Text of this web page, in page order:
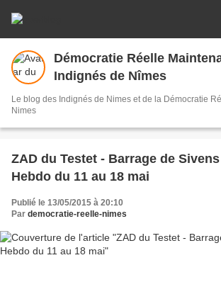
Démocratie Réelle
Indignés de Nîmes
Le blog des Indignés de Nimes et de la Démocratie
Nimes
ZAD du Testet - Barrage de
Hebdo du 11 au 18 mai
Publié le 13/05/2015 à 20:10
Par democratie-reelle-nimes